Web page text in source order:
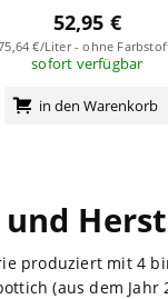
52,95 €
€/Liter - ohne
sofort verfügbar
in den Warenkorb
produziert mit 4
(aus dem Jahr